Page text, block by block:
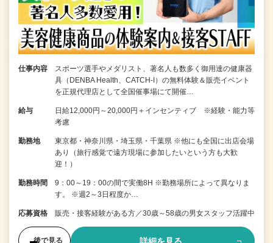
仕事内容
スポーツ選手やメダリスト、著名人も数多く御用達の健康器
具（DENBA Health、CATCH-I）の無料体験＆販売イベント
を正規代理店として全国催事場にて開催…
給与
日給12,000円～20,000円＋インセンティブ ※経験・能力等
考慮
勤務地
東京都・神奈川県・埼玉県・千葉県 ※他にも全国に出店会場
あり（旅行感覚で遠方現場に参加したいという方も大歓
迎！）
勤務時間
9：00～19：00の間で実働8H ※勤務場所によって異なりま
す。 ※週2～3日程度か…
応募資格 販売・接客経験がある方／30歳～58歳の男女スタッフ活躍中
後で見る